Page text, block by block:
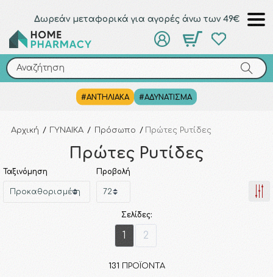
Δωρεάν μεταφορικά για αγορές άνω των 49€
Αναζήτηση
#ΑΝΤΗΛΙΑΚΑ #ΑΔΥΝΑΤΙΣΜΑ
Αναζήτηση
Αρχική / ΓΥΝΑΙΚΑ / Πρόσωπο / Πρώτες Ρυτίδες
Πρώτες Ρυτίδες
Ταξινόμηση Προβολή
Σελίδες:
1 2
131 ΠΡΟΪΌΝΤΑ